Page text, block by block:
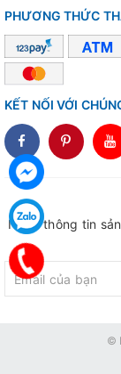
PHƯƠNG THỨC
KẾT NỐI VỚI
Nhận thông tin
©